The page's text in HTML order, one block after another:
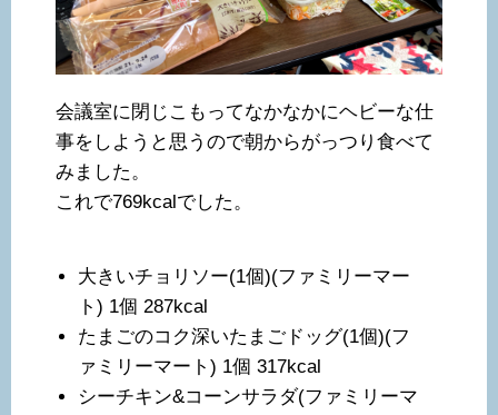
会議室に閉じこもってなかなかにヘビーな仕
事をしようと思うので朝からがっつり食べて
みました。
これで769kcalでした。
大きいチョリソー(1個)(ファミリーマー
ト) 1個 287kcal
たまごのコク深いたまごドッグ(1個)(フ
ァミリーマート) 1個 317kcal
シーチキン&コーンサラダ(ファミリーマ